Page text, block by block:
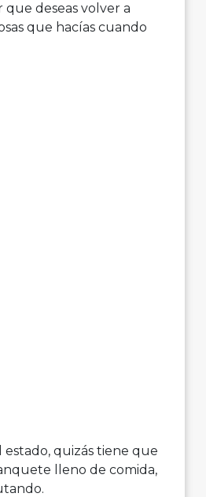
que deseas volver a
que hacías cuando
estado, quizás tiene que
lleno de comida,